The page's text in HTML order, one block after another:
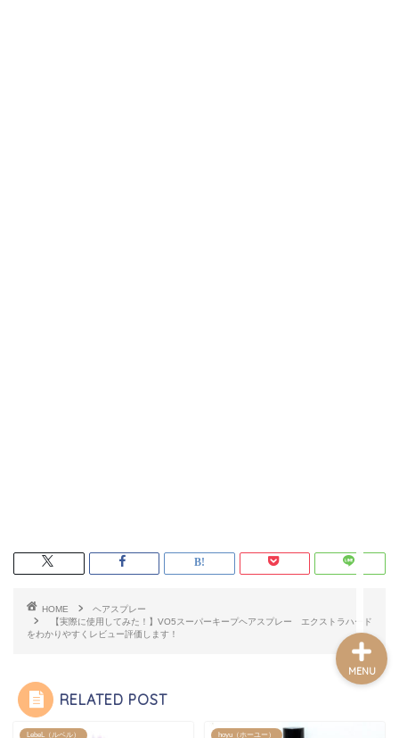
HOME
ヘアスプレー
【実際に使用してみた！】VO5スーパーキープヘアスプレー エクストラハード
をわかりやすくレビュー評価します！
RELATED POST
LebeL（ルベル） hoyu（ホーユー）
MENU
お問い合わせフォーム